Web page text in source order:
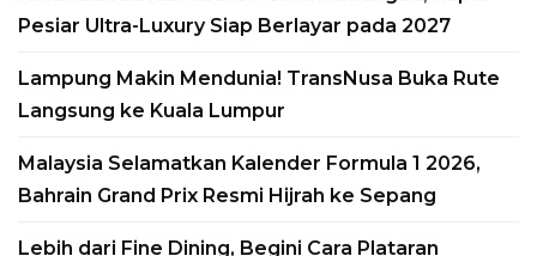
Pesiar Ultra-Luxury Siap Berlayar pada 2027
Lampung Makin Mendunia! TransNusa Buka Rute
Langsung ke Kuala Lumpur
Malaysia Selamatkan Kalender Formula 1 2026,
Bahrain Grand Prix Resmi Hijrah ke Sepang
Lebih dari Fine Dining, Begini Cara Plataran